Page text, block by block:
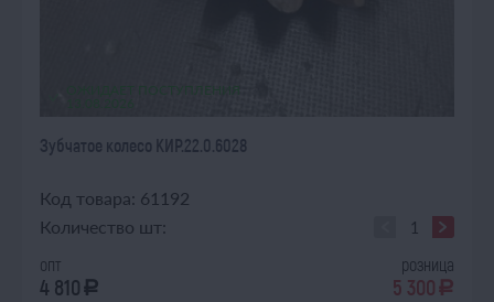
ОЖИДАЕТ ПОСТУПЛЕНИЯ
Зубчатое колесо КИР.22.0.6028
Код товара: 61192
Количество шт:
опт
4 810 a
розница
5 300 a